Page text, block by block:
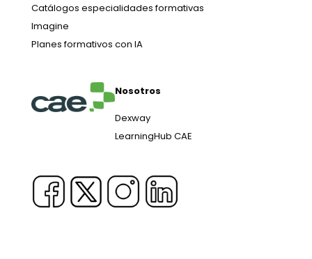
Catálogos especialidades formativas
Imagine
Planes formativos con IA
Nosotros
Dexway
LearningHub CAE